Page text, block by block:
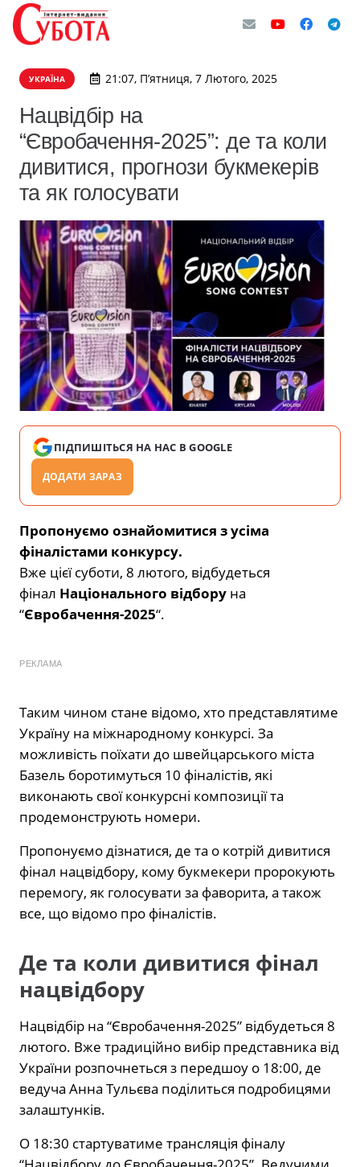
УКРАЇНА 21:07, П’ятниця, 7 Лютого, 2025
Нацвідбір на
“Євробачення-2025”: де та коли
дивитися, прогнози букмекерів
та як голосувати
ПІДПИШІТЬСЯ НА НАС В GOOGLE
ДОДАТИ ЗАРАЗ
Пропонуємо ознайомитися з усіма
фіналістами конкурсу.
Вже цієї суботи, 8 лютого, відбудеться
фінал Національного відбору на
“Євробачення-2025“.
РЕКЛАМА
Таким чином стане відомо, хто представлятиме
Україну на міжнародному конкурсі. За
можливість поїхати до швейцарського міста
Базель боротимуться 10 фіналістів, які
виконають свої конкурсні композиції та
продемонструють номери.
Пропонуємо дізнатися, де та о котрій дивитися
фінал нацвідбору, кому букмекери пророкують
перемогу, як голосувати за фаворита, а також
все, що відомо про фіналістів.
Де та коли дивитися фінал
нацвідбору
Нацвідбір на “Євробачення-2025” відбудеться 8
лютого. Вже традиційно вибір представника від
України розпочнеться з передшоу о 18:00, де
ведуча Анна Тульєва поділиться подробицями
залаштунків.
О 18:30 стартуватиме трансляція фіналу